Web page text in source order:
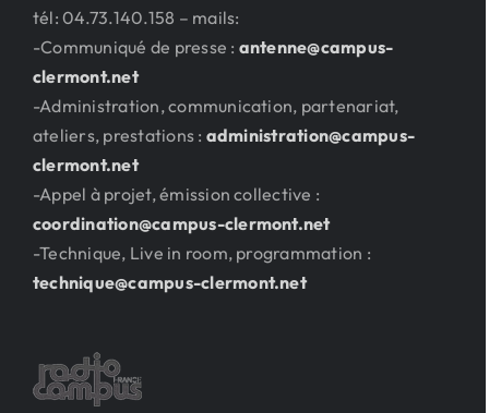
tél: 04.73.140.158 – mails:
-Communiqué de presse : antenne@campus-
clermont.net
-Administration, communication, partenariat,
ateliers, prestations : administration@campus-
clermont.net
-Appel à projet, émission collective :
coordination@campus-clermont.net
-Technique, Live in room, programmation :
technique@campus-clermont.net